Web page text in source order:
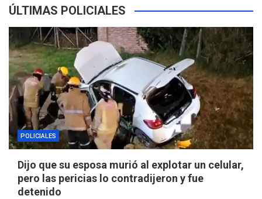
ÚLTIMAS POLICIALES
POLICIALES
Dijo que su esposa murió al explotar un celular,
pero las pericias lo contradijeron y fue
detenido